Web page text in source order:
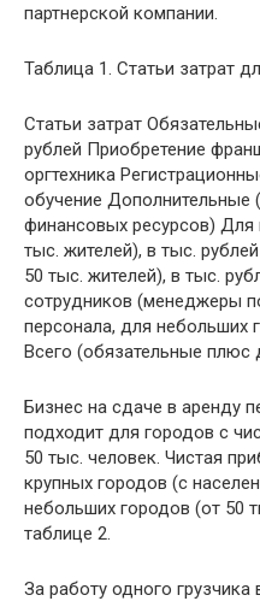
партнерской компании.
Таблица 1. Статьи затрат
Статьи затрат
рублей Приобретение
оргтехника
обучение Дополнительные
финансовых ресурсов) Для
тыс. жителей), в тыс.
50 тыс. жителей), в тыс.
сотрудников (менеджеры
персонала, для
Всего (обязательные плюс
Бизнес на сдаче в аренду
подходит для городов с
50 тыс. человек. Чистая
крупных городов (с
небольших городов (от 50
таблице 2.
За работу одного грузчика